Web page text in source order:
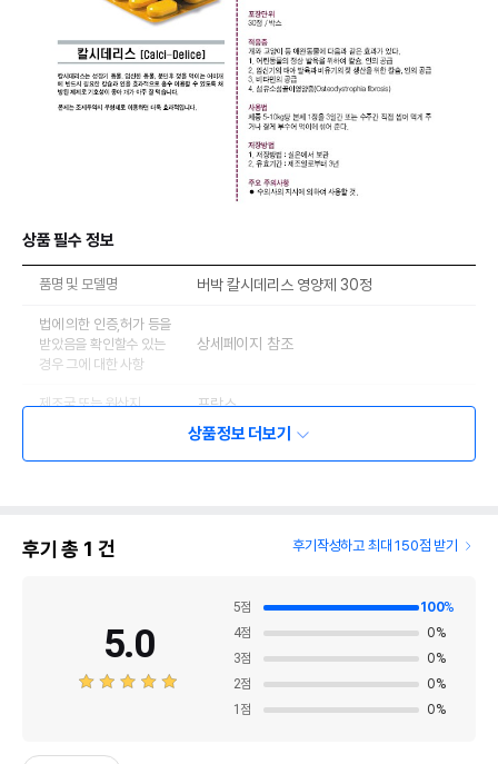
상품 필수 정보
품명 및 모델명 버박 칼시데리스 영양제 30정
법에 의한 인증,허가 등을
받았음을 확인할수 있는
경우 그에 대한 사항
상세페이지 참조
제조국 또는 원산지 프랑스
수입자를 함께 표기
전화번호
이후인 상품이 출고됩니다.
단, 상품명에 유통기한 명시된 경우, 해당
상품정보 더보기
후기 총 1 건 후기작성하고 최대 150점 받기
5.0
5점 100%
4점 0%
3점 0%
2점 0%
1 점 0%